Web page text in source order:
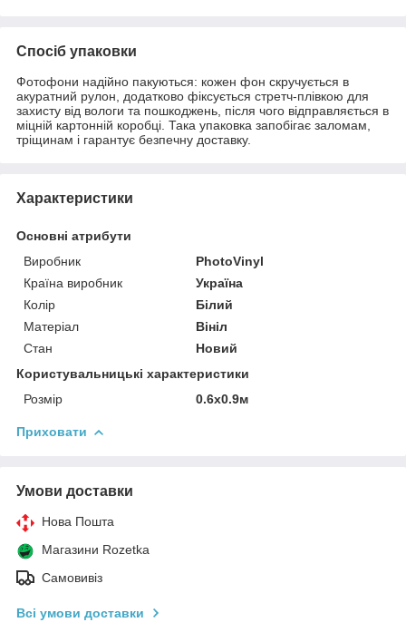
Спосіб упаковки
Фотофони надійно пакуються: кожен фон скручується в
акуратний рулон, додатково фіксується стретч-плівкою для
захисту від вологи та пошкоджень, після чого відправляється в
міцній картонній коробці. Така упаковка запобігає заломам,
тріщинам і гарантує безпечну доставку.
Характеристики
Основні атрибути
Виробник
PhotoVinyl
Країна виробник
Україна
Колір
Білий
Матеріал
Вініл
Стан
Новий
Користувальницькі характеристики
Розмір
0.6x0.9м
Приховати
Умови доставки
Нова Пошта
Магазини Rozetka
Самовивіз
Всі умови доставки